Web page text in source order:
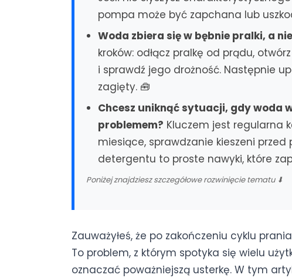
pompa może być zapchana lub
Woda zbiera się w bębnie pralki, a
kroków: odłącz pralkę od prądu,
i sprawdź jego drożność. Następnie
zagięty. 🧰
Chcesz uniknąć sytuacji, gdy woda
problemem? Kluczem jest regularna
miesiące, sprawdzanie kieszeni
detergentu to proste nawyki, które
Poniżej znajdziesz szczegółowe rozwinięcie tematu ⬇
Zauważyłeś, że po zakończeniu cyklu
To problem, z którym spotyka się wielu
oznaczać poważniejszą usterkę. W tym